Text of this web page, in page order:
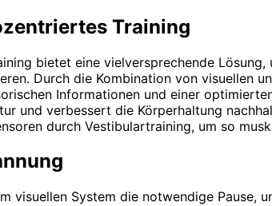
Training
bietet eine vielversprechende
Durch die Kombination von visuellen
Informationen und einer
und verbessert die Körperhaltung
durch Vestibulartraining, um so
visuellen System die notwendige Pause,